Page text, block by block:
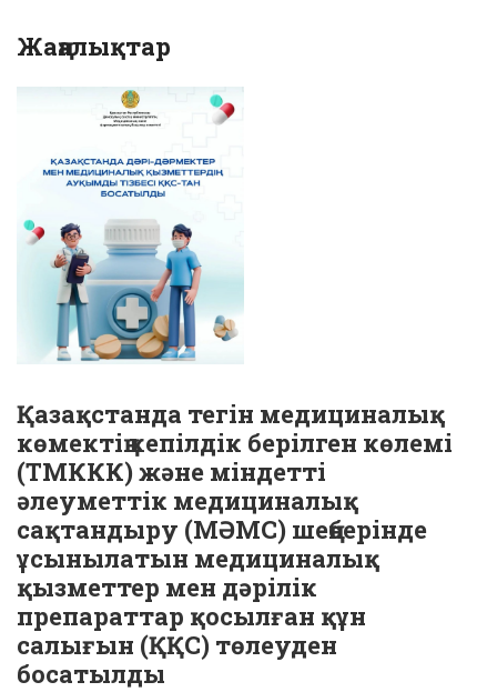
Жаңалықтар
Қазақстанда тегін медициналық
көмектің кепілдік берілген көлемі
(ТМККК) және міндетті
әлеуметтік медициналық
сақтандыру (МӘМС) шеңберінде
ұсынылатын медициналық
қызметтер мен дәрілік
препараттар қосылған құн
салығын (ҚҚС) төлеуден
босатылды